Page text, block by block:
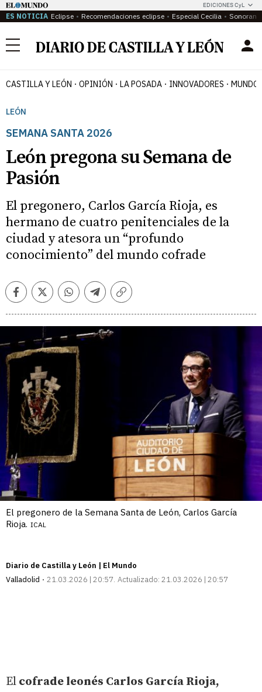
EDICIONES CyL
ES NOTICIA Eclipse Recomendaciones eclipse Especial Cecilia
Menú
CASTILLA Y LEÓN OPINIÓN LA POSADA INNOVADORES MUNDO
LEÓN
SEMANA SANTA 2026
León pregona su Semana de
Pasión
El pregonero, Carlos García Rioja, es
hermano de cuatro penitenciales de la
ciudad y atesora un “profundo
conocimiento” del mundo cofrade
FacebookTwitterWhatsappTelegramCopiar
El pregonero de la Semana Santa de León, Carlos García
Rioja. ICAL
Diario de Castilla y León | El Mundo
Valladolid
21.03.2026 | 20:57 Actualizado: 21.03.2026 | 20:57
El cofrade leonés Carlos García Rioja,